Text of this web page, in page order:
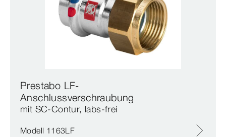
Prestabo LF-
Anschlussverschraubung
mit SC‑Contur, labs-frei
Modell 1163LF